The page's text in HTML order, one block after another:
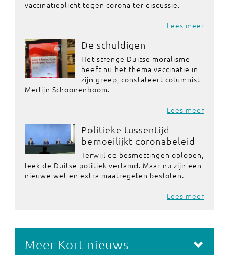
vaccinatieplicht tegen corona ter discussie.
Lees meer
De schuldigen
Het strenge Duitse moralisme
heeft nu het thema vaccinatie in
zijn greep, constateert columnist
Merlijn Schoonenboom.
Lees meer
Politieke tussentijd
bemoeilijkt coronabeleid
Terwijl de besmettingen oplopen,
leek de Duitse politiek verlamd. Maar nu zijn een
nieuwe wet en extra maatregelen besloten.
Lees meer
Meer Kort nieuws